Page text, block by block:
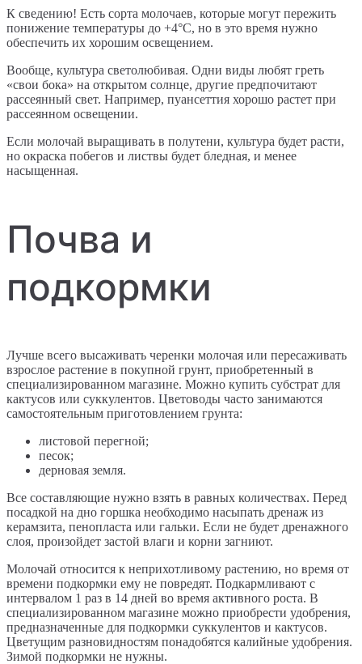
К сведению! Есть сорта молочаев, которые могут пережить
понижение температуры до +4°C, но в это время нужно
обеспечить их хорошим освещением.
Вообще, культура светолюбивая. Одни виды любят греть
«свои бока» на открытом солнце, другие предпочитают
рассеянный свет. Например, пуансеттия хорошо растет при
рассеянном освещении.
Если молочай выращивать в полутени, культура будет расти,
но окраска побегов и листвы будет бледная, и менее
насыщенная.
Почва и
подкормки
Лучше всего высаживать черенки молочая или пересаживать
взрослое растение в покупной грунт, приобретенный в
специализированном магазине. Можно купить субстрат для
кактусов или суккулентов. Цветоводы часто занимаются
самостоятельным приготовлением грунта:
листовой перегной;
песок;
дерновая земля.
Все составляющие нужно взять в равных количествах. Перед
посадкой на дно горшка необходимо насыпать дренаж из
керамзита, пенопласта или гальки. Если не будет дренажного
слоя, произойдет застой влаги и корни загниют.
Молочай относится к неприхотливому растению, но время от
времени подкормки ему не повредят. Подкармливают с
интервалом 1 раз в 14 дней во время активного роста. В
специализированном магазине можно приобрести удобрения,
предназначенные для подкормки суккулентов и кактусов.
Цветущим разновидностям понадобятся калийные удобрения.
Зимой подкормки не нужны.